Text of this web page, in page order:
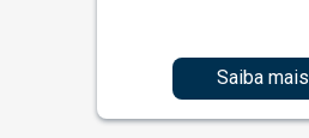
Saiba mais